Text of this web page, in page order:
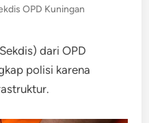
OPD Kuningan
dari OPD
polisi karena